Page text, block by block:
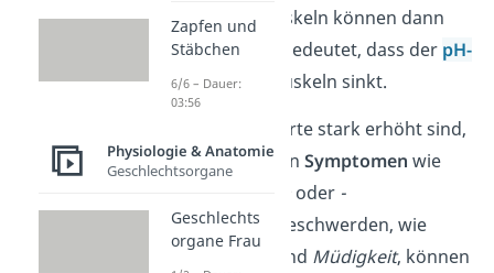
kann — deine Muskeln können dann
übersäuern. Das bedeutet, dass der pH-
Wertin deinen Muskeln sinkt.
Dass die Laktatwerte stark erhöht sind,
merkst du meist an Symptomen wie
oder -
krämpfen.Auch Beschwerden, wie
Kopfschmerzen
und Müdigkeit, können
Zapfen und
Stäbchen
6/6 – Dauer:
03:56
Physiologie & Anatomie
Geschlechtsorgane
Geschlechts
organe Frau